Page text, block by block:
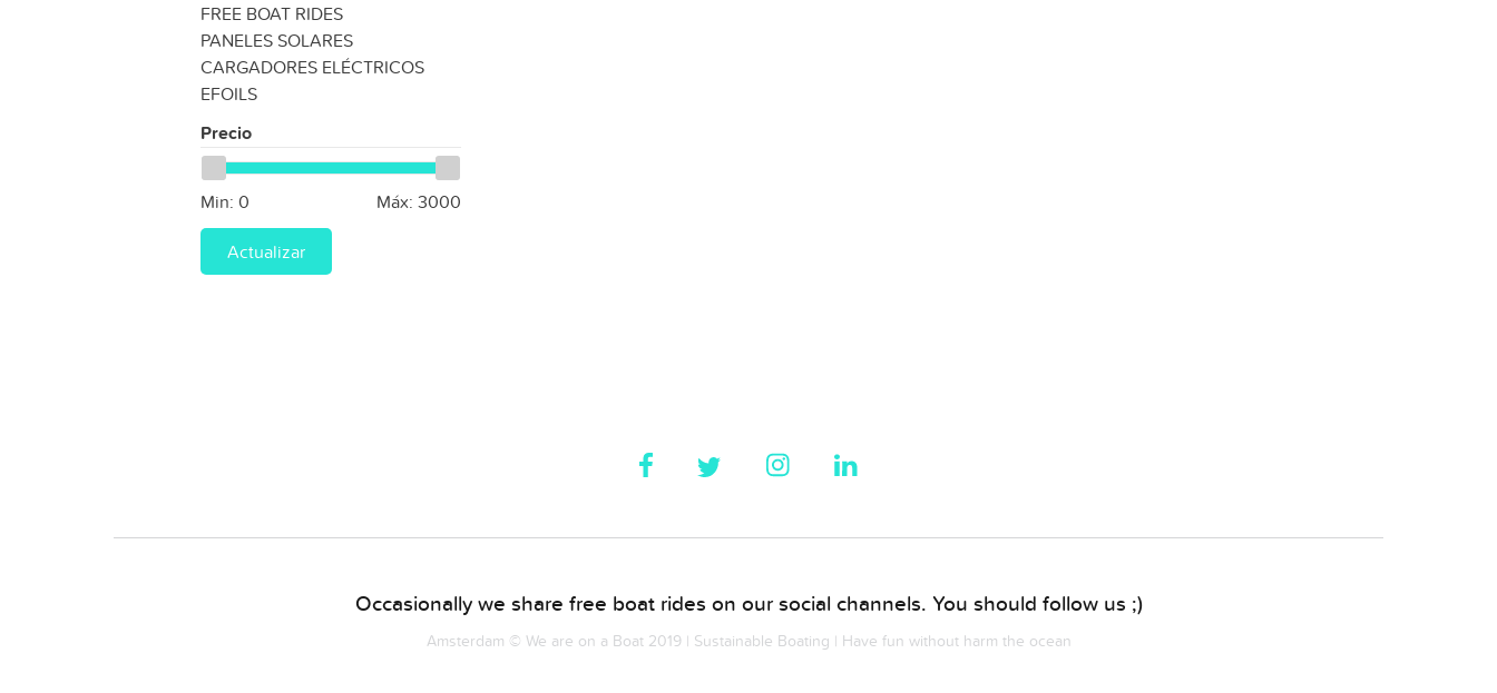
FREE BOAT RIDES
PANELES SOLARES
CARGADORES ELÉCTRICOS
EFOILS
Precio
Min: 0 Máx: 3000
Actualizar
Occasionally we share free boat rides on our social channels. You should follow us ;)
Amsterdam © We are on a Boat 2019 | Sustainable Boating | Have fun without harm the ocean